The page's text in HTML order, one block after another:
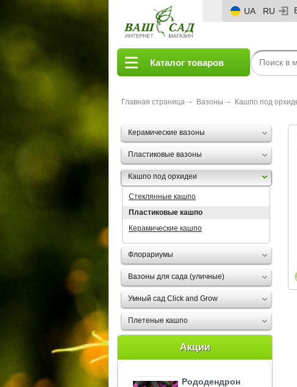
UA RU
Каталог товаров
Главная страница Вазоны Кашпо под
Керамические вазоны
Пластиковые вазоны
Кашпо под орхидеи
Стеклянные кашпо
Пластиковые кашпо
Керамические кашпо
Флорариумы
Вазоны для сада (уличные)
Умный сад Click and Grow
Плетеные кашпо
Акции
Рододендрон